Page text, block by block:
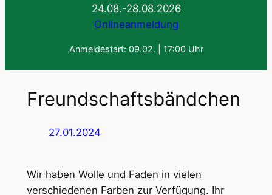
24.08.-28.08.2026
Onlineanmeldung
Anmeldestart: 09.02. | 17:00 Uhr
Freundschaftsbändchen
27.01.2024
Wir haben Wolle und Faden in vielen
verschiedenen Farben zur Verfügung. Ihr